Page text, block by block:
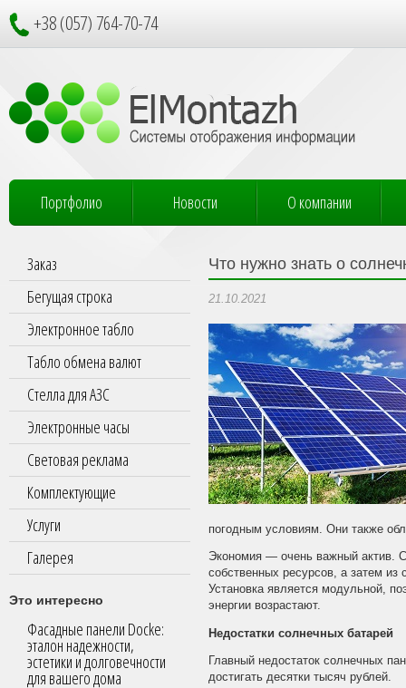
+38 (057) 764-70-74
Портфолио Новости О компании
Заказ
Бегущая строка
Электронное табло
Табло обмена валют
Стелла для АЗС
Электронные часы
Световая реклама
Комплектующие
Услуги
Галерея
Это интересно
Фасадные панели Docke:
эталон надежности,
эстетики и долговечности
для вашего дома
Что нужно знать о
21.10.2021
погодным условиям. Они также
Экономия — очень важный актив.
собственных ресурсов, а затем из
Установка является модульной,
энергии возрастают.
Недостатки солнечных батарей
Главный недостаток солнечных
достигать десятки тысяч рублей.